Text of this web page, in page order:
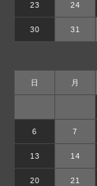
23 24
30 31
日 月
6 7
13 14
20 21